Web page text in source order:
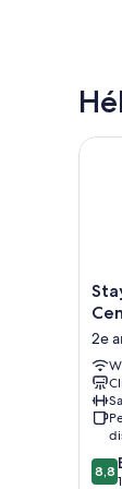
Port
2e
2e
8.8
sur
8,8